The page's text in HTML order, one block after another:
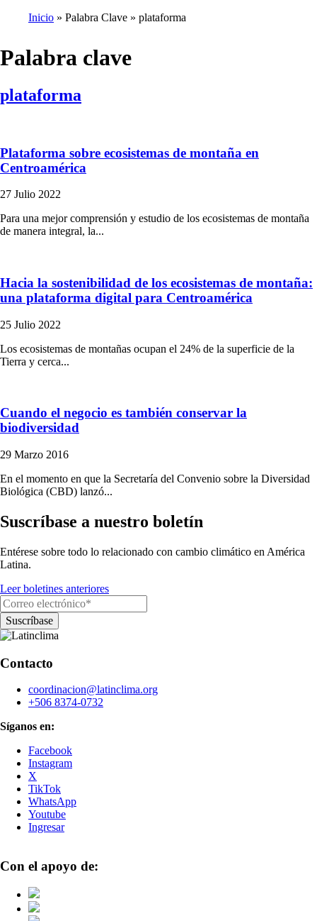
de
Inicio Palabra Clave plataforma
Palabra clave
plataforma
Plataforma sobre ecosistemas de montaña en
Centroamérica
27 Julio 2022
Para una mejor comprensión y estudio de los ecosistemas de montaña
de manera integral, la...
Hacia la sostenibilidad de los ecosistemas de montaña:
una plataforma digital para Centroamérica
25 Julio 2022
Los ecosistemas de montañas ocupan el 24% de la superficie de la
Tierra y cerca...
Cuando el negocio es también conservar la
biodiversidad
29 Marzo 2016
En el momento en que la Secretaría del Convenio sobre la Diversidad
Biológica (CBD) lanzó...
Suscríbase a nuestro boletín
Entérese sobre todo lo relacionado con cambio climático en América
Latina.
Leer boletines anteriores
Contacto
coordinacion@latinclima.org
+506 8374-0732
Síganos en:
Facebook
Instagram
X
TikTok
WhatsApp
Youtube
Ingresar
Con el apoyo de: